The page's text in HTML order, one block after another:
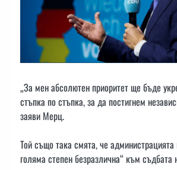
„За мен абсолютен приоритет ще бъде
стъпка по стъпка, за да постигнем
заяви Мерц.
Той също така смята, че
голяма степен безразлична“ към съдбата